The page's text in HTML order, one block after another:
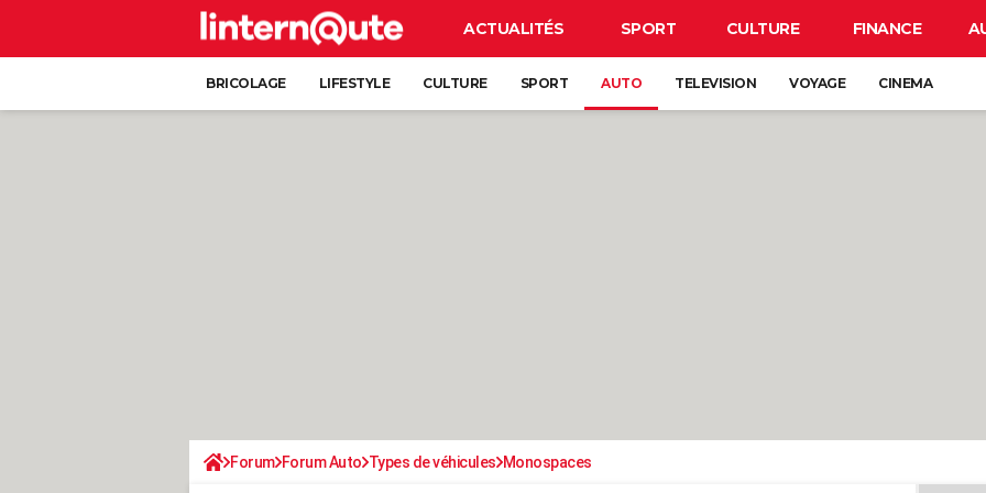
ACTUALITÉS SPORT CULTURE FINANCE
BRICOLAGE LIFESTYLE CULTURE SPORT AUTO TELEVISION VOYAGE CINEMA
Forum Forum Auto Types de véhicules Monospaces